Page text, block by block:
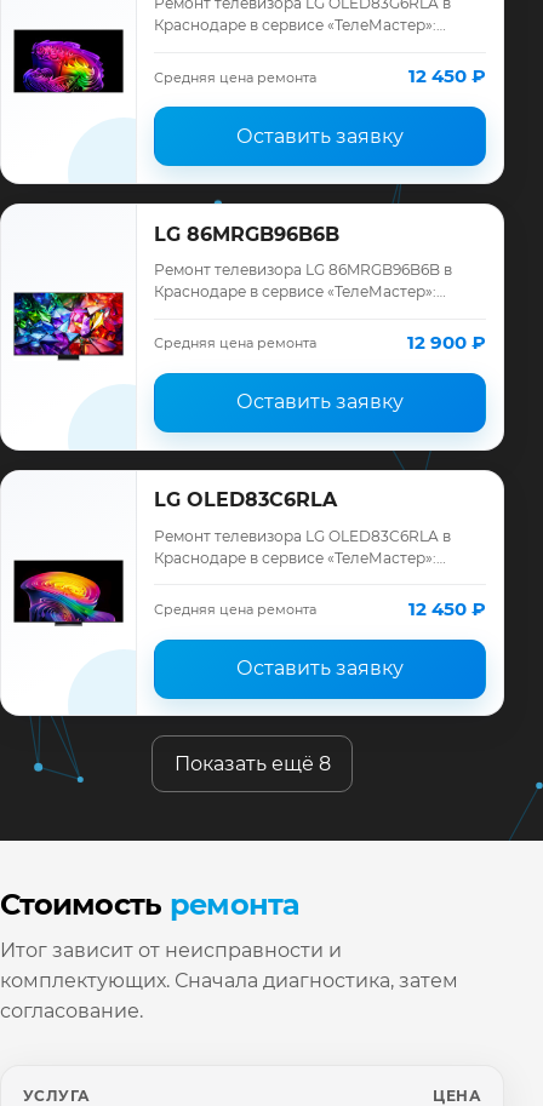
Краснодаре в сервисе «ТелеМастер»:
запчасти и гарантия до 12 месяцев.
Средняя цена ремонта 12 450 ₽
Оставить заявку
LG 86MRGB96B6B
Ремонт телевизора LG 86MRGB96B6B в
Краснодаре в сервисе «ТелеМастер»:
запчасти и гарантия до 12 месяцев.
Средняя цена ремонта 12 900 ₽
Оставить заявку
LG OLED83C6RLA
Ремонт телевизора LG OLED83C6RLA в
Краснодаре в сервисе «ТелеМастер»:
запчасти и гарантия до 12 месяцев.
Средняя цена ремонта 12 450 ₽
Оставить заявку
Показать ещё 8
Стоимость ремонта
Итог зависит от неисправности и
комплектующих. Сначала диагностика, затем
согласование.
УСЛУГА ЦЕНА